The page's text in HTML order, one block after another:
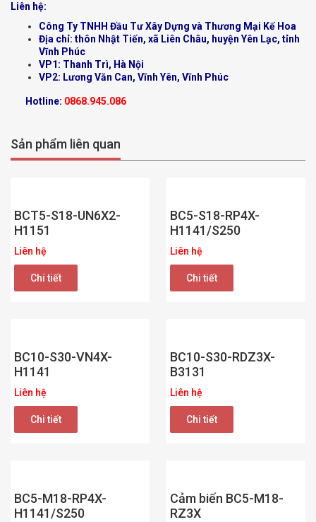
Liên hệ:
Công Ty TNHH Đầu Tư Xây Dựng và Thương Mại Kế Hoa
Địa chỉ: thôn Nhật Tiến, xã Liên Châu, huyện Yên Lạc, tỉnh
Vĩnh Phúc
VP1: Thanh Trì, Hà Nội
VP2: Lương Văn Can, Vĩnh Yên, Vĩnh Phúc
Hotline: 0868.945.086
Sản phẩm liên quan
BCT5-S18-UN6X2-
H1151
Liên hệ
Chi tiết
BC5-S18-RP4X-
H1141/S250
Liên hệ
Chi tiết
BC10-S30-VN4X-
H1141
Liên hệ
Chi tiết
BC10-S30-RDZ3X-
B3131
Liên hệ
Chi tiết
BC5-M18-RP4X-
H1141/S250
Cảm biến BC5-M18-
RZ3X